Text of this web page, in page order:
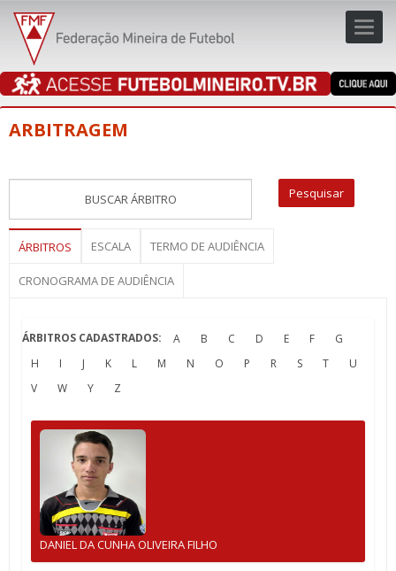
ARBITRAGEM
ÁRBITROS ESCALA TERMO DE AUDIÊNCIA
CRONOGRAMA DE AUDIÊNCIA
ÁRBITROS CADASTRADOS: A B C D E F
G
H
I J K L M N O P R S T
U
V
W Y Z
DANIEL DA CUNHA OLIVEIRA FILHO